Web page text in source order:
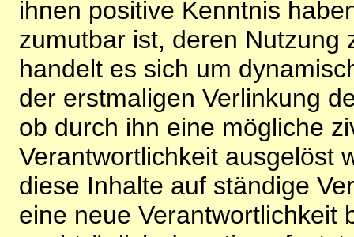
ihnen positive Kenntnis
zumutbar ist, deren Nutzung
handelt es sich um
der erstmaligen Verlinkung
ob durch ihn eine mögliche
Verantwortlichkeit ausgelöst
diese Inhalte auf ständige
eine neue Verantwortlichkeit